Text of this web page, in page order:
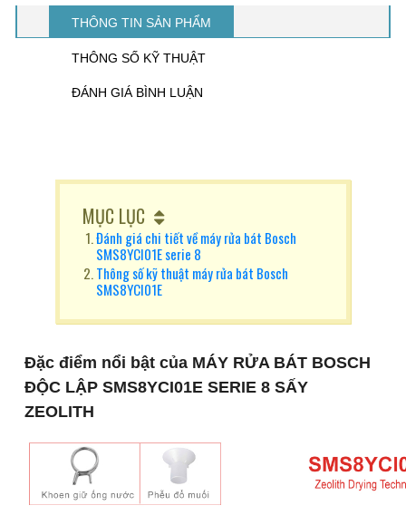
THÔNG TIN SẢN PHẨM
THÔNG SỐ KỸ THUẬT
ĐÁNH GIÁ BÌNH LUẬN
MỤC LỤC
Đánh giá chi tiết về máy rửa bát Bosch
SMS8YCI01E serie 8
Thông số kỹ thuật máy rửa bát Bosch
SMS8YCI01E
Đặc điểm nổi bật của MÁY RỬA BÁT BOSCH
ĐỘC LẬP SMS8YCI01E SERIE 8 SẤY
ZEOLITH